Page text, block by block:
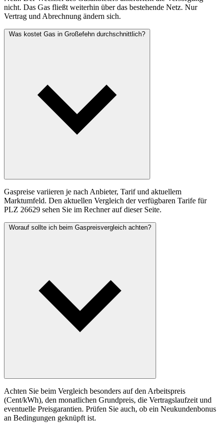
nicht. Das Gas fließt weiterhin über das bestehende Netz. Nur
Vertrag und Abrechnung ändern sich.
Was kostet Gas in Großefehn durchschnittlich?
Gaspreise variieren je nach Anbieter, Tarif und aktuellem
Marktumfeld. Den aktuellen Vergleich der verfügbaren Tarife für
PLZ 26629 sehen Sie im Rechner auf dieser Seite.
Worauf sollte ich beim Gaspreisvergleich achten?
Achten Sie beim Vergleich besonders auf den Arbeitspreis
(Cent/kWh), den monatlichen Grundpreis, die Vertragslaufzeit und
eventuelle Preisgarantien. Prüfen Sie auch, ob ein Neukundenbonus
an Bedingungen geknüpft ist.